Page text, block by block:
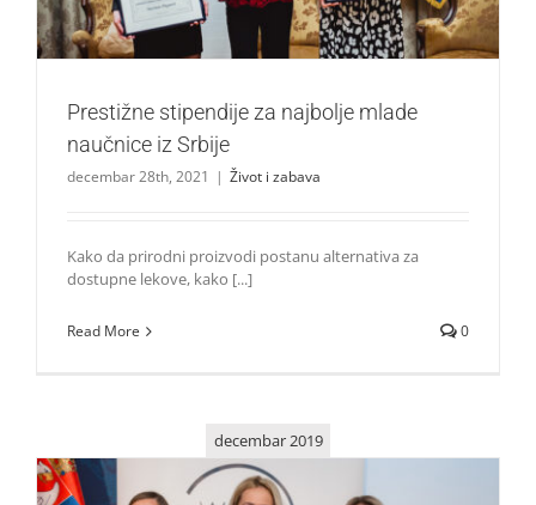
Prestižne stipendije za najbolje mlade
naučnice iz Srbije
decembar 28th, 2021 | Život i zabava
Kako da prirodni proizvodi postanu alternativa za
dostupne lekove, kako [...]
Read More 0
decembar 2019